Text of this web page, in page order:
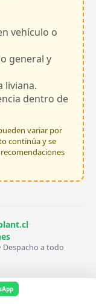
vehículo o
general y
liviana.
dentro de
variar por
continúa y se
·
Despacho a todo